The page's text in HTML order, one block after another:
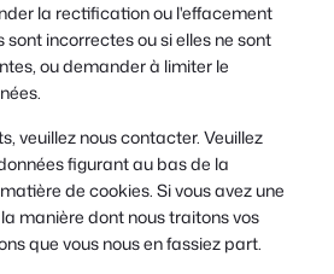
la rectification ou l'effacement
sont incorrectes ou si elles ne sont
ou demander à limiter le
veuillez nous contacter. Veuillez
figurant au bas de la
de cookies. Si vous avez une
manière dont nous traitons vos
que vous nous en fassiez part.